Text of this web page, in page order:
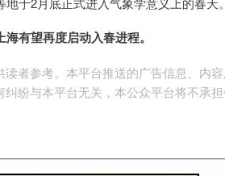
有望再度启动入春进程。
者参考。本平台推送的广告信息、内容
纷与本平台无关，本公众平台将不承